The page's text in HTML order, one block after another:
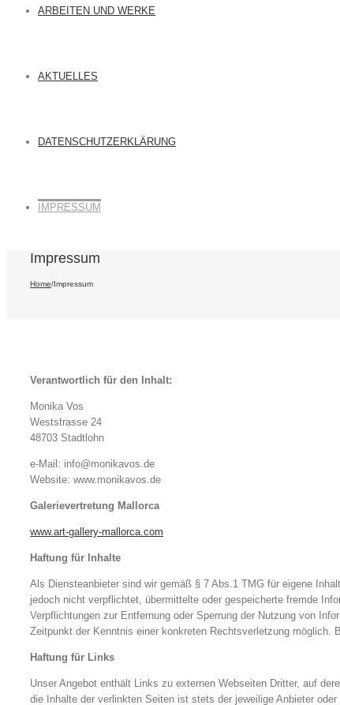
ARBEITEN UND WERKE
AKTUELLES
DATENSCHUTZERKLÄRUNG
IMPRESSUM
Impressum
Home/Impressum
Verantwortlich für den Inhalt:
Monika Vos
Weststrasse 24
48703 Stadtlohn
e-Mail: info@monikavos.de
Website: www.monikavos.de
Galerievertretung Mallorca
www.art-gallery-mallorca.com
Haftung für Inhalte
Als Diensteanbieter sind wir gemäß § 7 Abs.1 TMG für eigene
jedoch nicht verpflichtet, übermittelte oder gespeicherte fremde
Verpflichtungen zur Entfernung oder Sperrung der Nutzung von
Zeitpunkt der Kenntnis einer konkreten Rechtsverletzung möglich.
Haftung für Links
Unser Angebot enthält Links zu externen Webseiten Dritter, auf
die Inhalte der verlinkten Seiten ist stets der jeweilige Anbieter